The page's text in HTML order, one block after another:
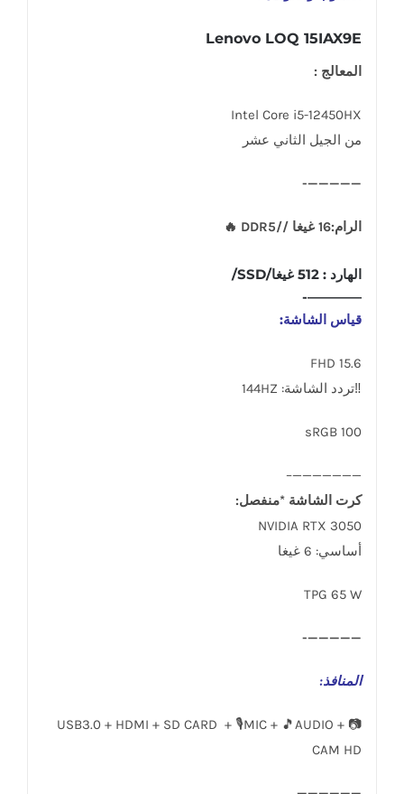
Lenovo LOQ 15IAX9E
المعالج :
Intel Core i5-12450HX
من الجيل الثاني عشر
—————-
الرام:16 غيغا //DDR5 🔥
الهارد : 512 غيغا/SSD/
————-
قياس الشاشة:
15.6 FHD
‼تردد الشاشة: 144HZ
sRGB 100
———————–
كرت الشاشة *منفصل:
NVIDIA RTX 3050
أساسي: 6 غيغا
TPG 65 W
—————-
المنافذ:
USB3.0 + HDMI + SD CARD + 🎙️MIC + 🎵AUDIO + 📷
CAM HD